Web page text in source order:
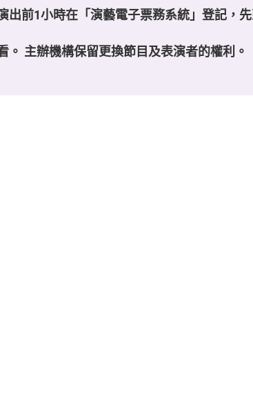
出前1小時在「演藝電子票務系統」登記，
。 主辦機構保留更換節目及表演者的權利。